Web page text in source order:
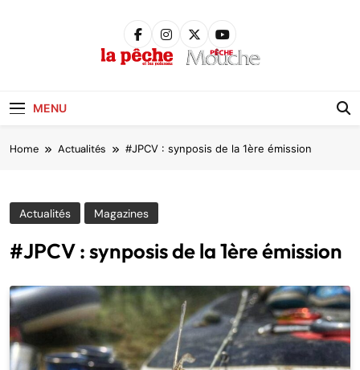
MENU
Home Actualités #JPCV : synposis de la 1ère émission
Actualités Magazines
#JPCV : synposis de la 1ère émission